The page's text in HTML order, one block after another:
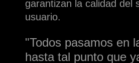
garantizan la calidad del
usuario.
"Todos pasamos en
hasta tal punto que